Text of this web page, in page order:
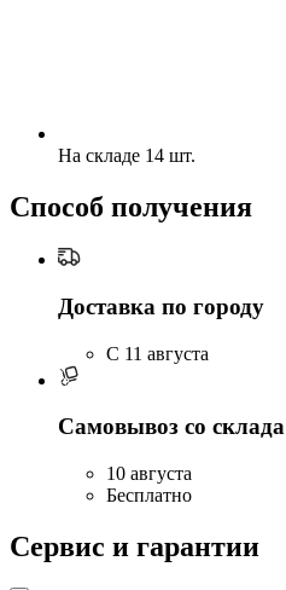
На складе 14 шт.
Способ получения
Доставка по городу
C 11 августа
Самовывоз со склада
10 августа
Бесплатно
Сервис и гарантии